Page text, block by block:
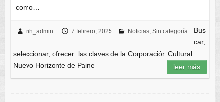
como…
nh_admin 7 febrero, 2025 Noticias, Sin categoría
Bus
car,
seleccionar, ofrecer: las claves de la Corporación Cultural
Nuevo Horizonte de Paine
leer más